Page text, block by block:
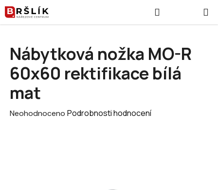
Přejít na obsah
Nábytková nožka MO-R
60x60 rektifikace bílá
mat
Průměrné hodnocení produktu je 0,0 z 5 hvězdiček.
Neohodnoceno Podrobnosti hodnocení